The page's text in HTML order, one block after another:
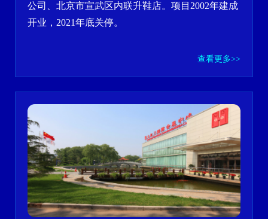
公司、北京市宣武区内联升鞋店。项目2002年建成
开业，2021年底关停。
查看更多>>